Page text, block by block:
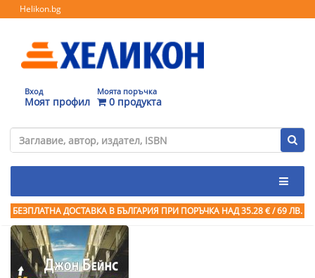
Helikon.bg
Вход
Моят профил
Моята поръчка
0 продукта
БЕЗПЛАТНА ДОСТАВКА В БЪЛГАРИЯ ПРИ ПОРЪЧКА НАД 35.28 € / 69 ЛВ.